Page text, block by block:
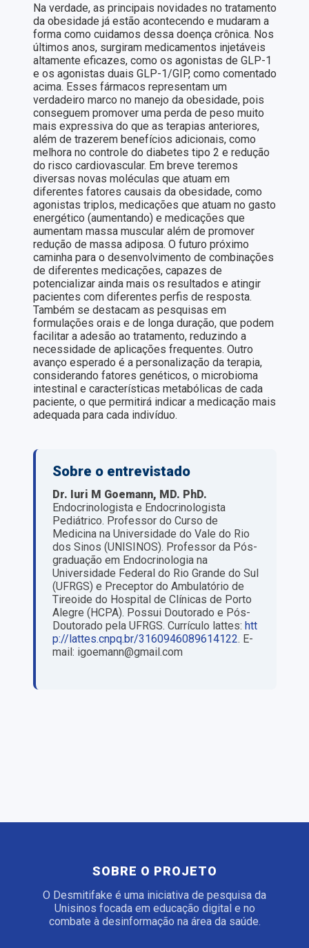
Na verdade, as principais novidades no tratamento
da obesidade já estão acontecendo e mudaram a
forma como cuidamos dessa doença crônica. Nos
últimos anos, surgiram medicamentos injetáveis
altamente eficazes, como os agonistas de GLP-1
e os agonistas duais GLP-1/GIP, como comentado
acima. Esses fármacos representam um
verdadeiro marco no manejo da obesidade, pois
conseguem promover uma perda de peso muito
mais expressiva do que as terapias anteriores,
além de trazerem benefícios adicionais, como
melhora no controle do diabetes tipo 2 e redução
do risco cardiovascular. Em breve teremos
diversas novas moléculas que atuam em
diferentes fatores causais da obesidade, como
agonistas triplos, medicações que atuam no gasto
energético (aumentando) e medicações que
aumentam massa muscular além de promover
redução de massa adiposa. O futuro próximo
caminha para o desenvolvimento de combinações
de diferentes medicações, capazes de
potencializar ainda mais os resultados e atingir
pacientes com diferentes perfis de resposta.
Também se destacam as pesquisas em
formulações orais e de longa duração, que podem
facilitar a adesão ao tratamento, reduzindo a
necessidade de aplicações frequentes. Outro
avanço esperado é a personalização da terapia,
considerando fatores genéticos, o microbioma
intestinal e características metabólicas de cada
paciente, o que permitirá indicar a medicação mais
adequada para cada indivíduo.
Sobre o entrevistado
Dr. Iuri M Goemann, MD. PhD.
Endocrinologista e Endocrinologista
Pediátrico. Professor do Curso de
Medicina na Universidade do Vale do Rio
dos Sinos (UNISINOS). Professor da Pós-
graduação em Endocrinologia na
Universidade Federal do Rio Grande do Sul
(UFRGS) e Preceptor do Ambulatório de
Tireoide do Hospital de Clínicas de Porto
Alegre (HCPA). Possui Doutorado e Pós-
Doutorado pela UFRGS. Currículo lattes: htt
p://lattes.cnpq.br/3160946089614122. E-
mail: igoemann@gmail.com
SOBRE O PROJETO
O Desmitifake é uma iniciativa de pesquisa da
Unisinos focada em educação digital e no
combate à desinformação na área da saúde.